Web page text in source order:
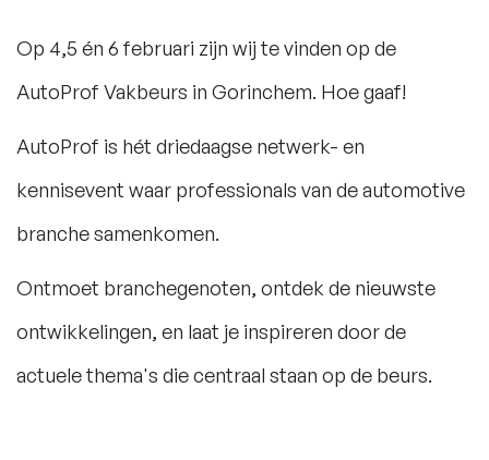
Op 4,5 én 6 februari zijn wij te vinden op de
AutoProf Vakbeurs in Gorinchem. Hoe gaaf!
AutoProf is hét driedaagse netwerk- en
kennisevent waar professionals van de automotive
branche samenkomen.
Ontmoet branchegenoten, ontdek de nieuwste
ontwikkelingen, en laat je inspireren door de
actuele thema's die centraal staan op de beurs.